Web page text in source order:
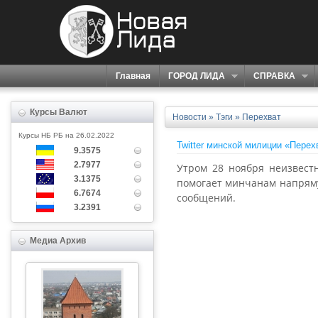
Главная ГОРОД ЛИДА СПРАВКА
Курсы Валют
Курсы НБ РБ на 26.02.2022
9.3575
2.7977
3.1375
6.7674
3.2391
Медиа Архив
Новости » Тэги » Перехват
Twitter минской милиции
Утром 28 ноября
помогает минчанам
сообщений.